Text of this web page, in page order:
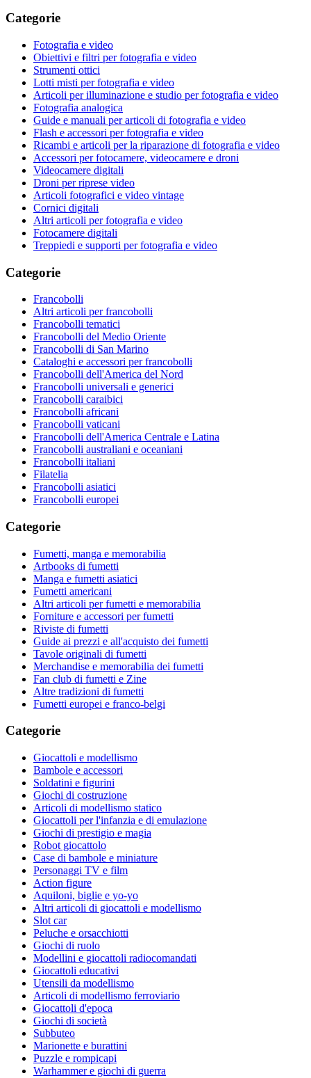
Categorie
Fotografia e video
Obiettivi e filtri per fotografia e video
Strumenti ottici
Lotti misti per fotografia e video
Articoli per illuminazione e studio per fotografia e video
Fotografia analogica
Guide e manuali per articoli di fotografia e video
Flash e accessori per fotografia e video
Ricambi e articoli per la riparazione di fotografia e video
Accessori per fotocamere, videocamere e droni
Videocamere digitali
Droni per riprese video
Articoli fotografici e video vintage
Cornici digitali
Altri articoli per fotografia e video
Fotocamere digitali
Treppiedi e supporti per fotografia e video
Categorie
Francobolli
Altri articoli per francobolli
Francobolli tematici
Francobolli del Medio Oriente
Francobolli di San Marino
Cataloghi e accessori per francobolli
Francobolli dell'America del Nord
Francobolli universali e generici
Francobolli caraibici
Francobolli africani
Francobolli vaticani
Francobolli dell'America Centrale e Latina
Francobolli australiani e oceaniani
Francobolli italiani
Filatelia
Francobolli asiatici
Francobolli europei
Categorie
Fumetti, manga e memorabilia
Artbooks di fumetti
Manga e fumetti asiatici
Fumetti americani
Altri articoli per fumetti e memorabilia
Forniture e accessori per fumetti
Riviste di fumetti
Guide ai prezzi e all'acquisto dei fumetti
Tavole originali di fumetti
Merchandise e memorabilia dei fumetti
Fan club di fumetti e Zine
Altre tradizioni di fumetti
Fumetti europei e franco-belgi
Categorie
Giocattoli e modellismo
Bambole e accessori
Soldatini e figurini
Giochi di costruzione
Articoli di modellismo statico
Giocattoli per l'infanzia e di emulazione
Giochi di prestigio e magia
Robot giocattolo
Case di bambole e miniature
Personaggi TV e film
Action figure
Aquiloni, biglie e yo-yo
Altri articoli di giocattoli e modellismo
Slot car
Peluche e orsacchiotti
Giochi di ruolo
Modellini e giocattoli radiocomandati
Giocattoli educativi
Utensili da modellismo
Articoli di modellismo ferroviario
Giocattoli d'epoca
Giochi di società
Subbuteo
Marionette e burattini
Puzzle e rompicapi
Warhammer e giochi di guerra